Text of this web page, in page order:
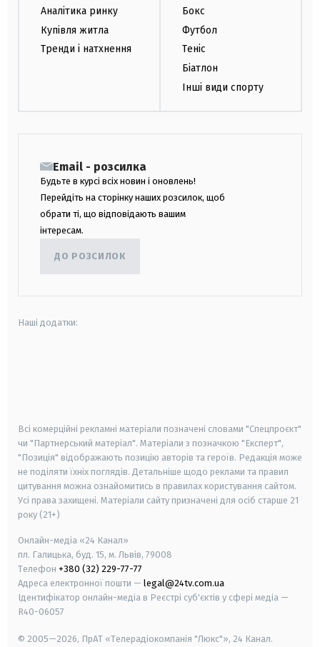
Аналітика ринку
Купівля житла
Тренди і натхнення
Бокс
Футбол
Теніс
Біатлон
Інші види спорту
Email - розсилка
Будьте в курсі всіх новин і оновлень!
Перейдіть на сторінку наших розсилок, щоб
обрати ті, що відповідають вашим
інтересам.
ДО РОЗСИЛОК
Наші додатки:
Всі комерційні рекламні матеріали позначені словами "Спецпроєкт"
чи "Партнерський матеріал". Матеріали з позначкою "Експерт",
"Позиція" відображають позицію авторів та героїв. Редакція може
не поділяти їхніх поглядів. Детальніше щодо реклами та правил
цитування можна ознайомитись в правилах користування сайтом.
Усі права захищені. Матеріали сайту призначені для осіб старше 21
року (21+)
Онлайн-медіа «24 Канал»
пл. Галицька, буд. 15, м. Львів, 79008
Телефон +380 (32) 229-77-77
Адреса електронної пошти — legal@24tv.com.ua
Ідентифікатор онлайн-медіа в Реєстрі суб'єктів у сфері медіа —
R40-06057
© 2005—2026, ПрАТ «Телерадіокомпанія "Люкс"», 24 Канал.